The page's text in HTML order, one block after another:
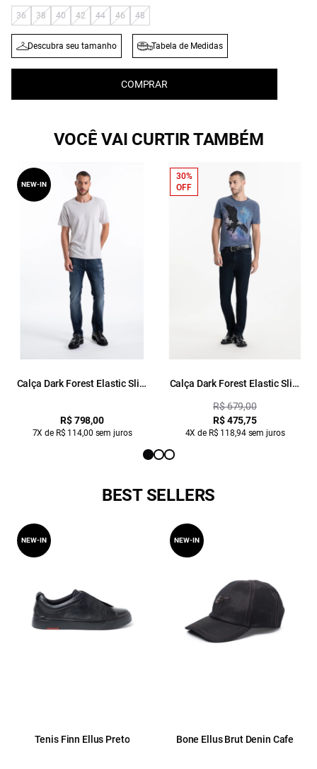
36 38 40 42 44 46 48
Descubra seu tamanho Tabela de Medidas
COMPRAR
VOCÊ VAI CURTIR TAMBÉM
Calça Dark Forest Elastic Slim
R$ 798,00
7X de R$ 114,00 sem juros
NEW-IN
Calça Dark Forest Elastic Slim
R$ 679,00
R$ 475,75
4X de R$ 118,94 sem juros
30%
OFF
BEST SELLERS
Tenis Finn Ellus Preto
NEW-IN
Bone Ellus Brut Denin Cafe
NEW-IN